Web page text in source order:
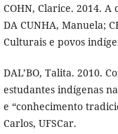
COHN, Clarice. 2014.
DA CUNHA, Manuela;
Culturais e povos
DAL’BO, Talita. 2010.
estudantes indígenas
e “conhecimento
Carlos, UFSCar.